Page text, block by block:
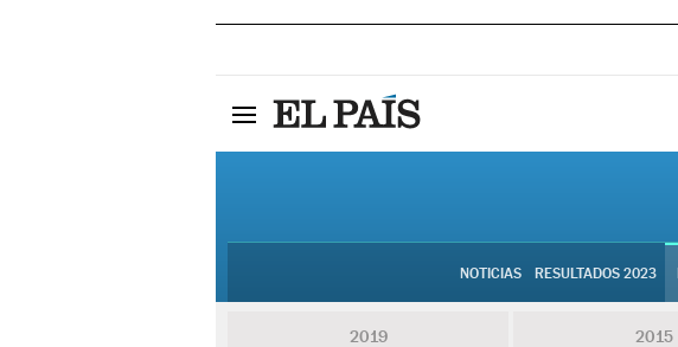
NOTICIAS RESULTADOS 2023
2019 2015